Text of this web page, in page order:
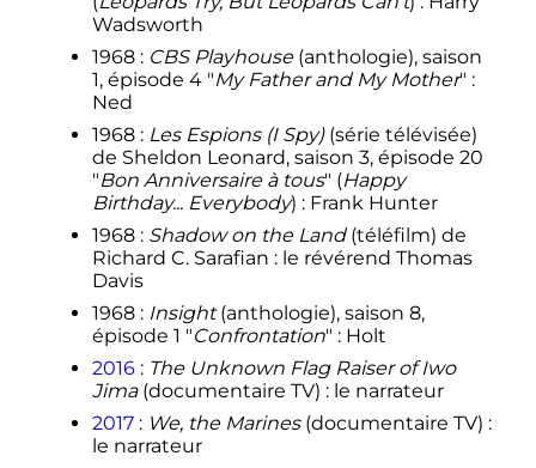
Wadsworth
1968 : CBS Playhouse(anthologie), saison
1, épisode 4 "My Father and My Mother" :
Ned
1968 : Les Espions (I Spy)(série télévisée)
de Sheldon Leonard, saison 3, épisode 20
"Bon Anniversaire à tous" (Happy
Birthday... Everybody) : Frank Hunter
1968 : Shadow on the Land(téléfilm) de
Richard C. Sarafian : le révérend Thomas
Davis
1968 : Insight(anthologie), saison 8,
épisode 1 "Confrontation" : Holt
2016 : The Unknown Flag Raiser of Iwo
Jima(documentaire TV) : le narrateur
2017 : We, the Marines(documentaire TV) :
le narrateur